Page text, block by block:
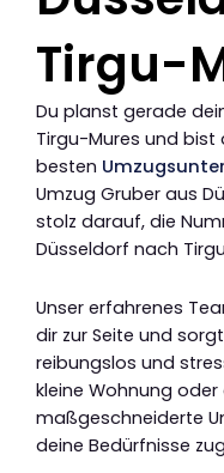
Tirgu-
Du planst gerade
Tirgu-Mures und
besten
Umzug Gruber aus
stolz darauf, die
Düsseldorf nach
Unser erfahrenes
dir zur Seite und
reibungslos und
kleine Wohnung
maßgeschneiderte
deine Bedürfnisse